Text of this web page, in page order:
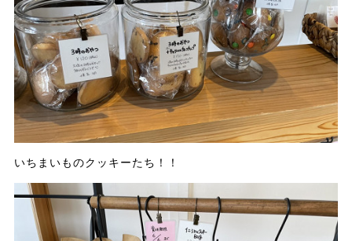
いちまいものクッキーたち！！